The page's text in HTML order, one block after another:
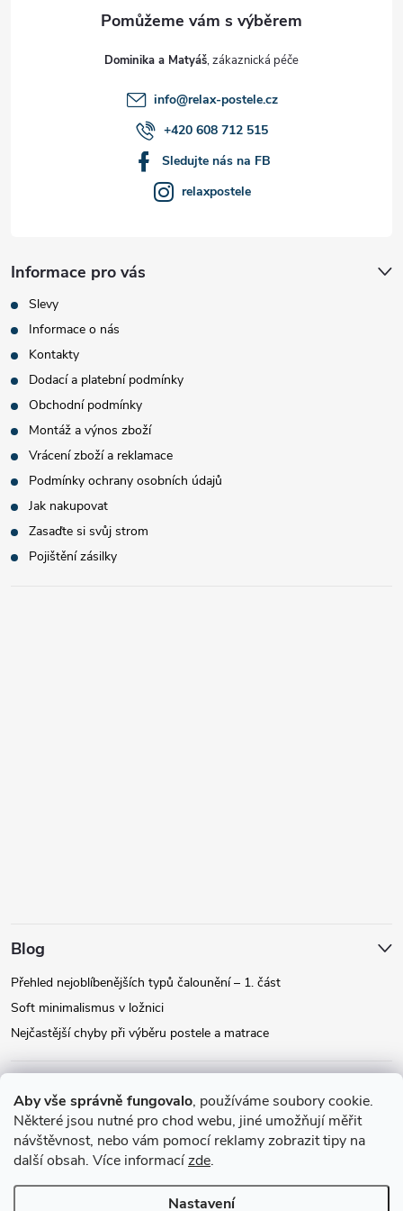
Aby vše správně fungovalo, používáme soubory cookie.
Některé jsou nutné pro chod webu, jiné umožňují měřit
návštěvnost, nebo vám pomocí reklamy zobrazit tipy na
další obsah. Více informacízde.
Nastavení
Dominika a Matyáš
info@relax-postele.cz
+420 608 712 515
Sledujte nás na FB
relaxpostele
Informace pro vás
Slevy
Informace o nás
Kontakty
Dodací a platební podmínky
Obchodní podmínky
Montáž a výnos zboží
Vrácení zboží a reklamace
Podmínky ochrany osobních údajů
Jak nakupovat
Zasaďte si svůj strom
Pojištění zásilky
Blog
Přehled nejoblíbenějších typů čalounění – 1. část
Soft minimalismus v ložnici
Nejčastější chyby při výběru postele a matrace
Instagram